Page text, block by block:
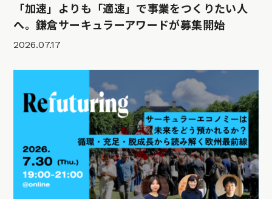
「加速」よりも「適速」で事業をつくりたい人
へ。鎌倉サーキュラーアワードが募集開始
2026.07.17